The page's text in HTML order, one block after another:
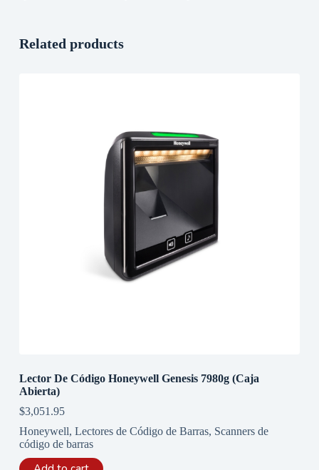
Related products
Lector De Código Honeywell Genesis 7980g (Caja
Abierta)
$3,051.95
Honeywell, Lectores de Código de Barras, Scanners de
código de barras